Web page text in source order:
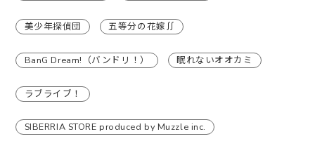
美少年探偵団 五等分の花嫁∬
BanG Dream!（バンドリ！） 眠れないオオカミ
ラブライブ！
SIBERRIA STORE produced by Muzzle inc.